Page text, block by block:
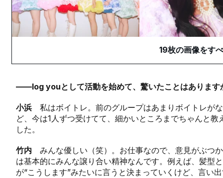
19枚の画像をす
——log youとして活動を始めて、驚いたことはあります
小浜 私はボイトレ。前のグループはあまりボイトレが
ど、今は1人ずつ受けてて、細かいところまでちゃんと
した。
竹内 みんな優しい（笑）。お仕事なので、意見がぶつ
は基本的にみんな譲り合い精神なんです。例えば、髪型
が“こうします”みたいに言うと決まっていくけど、言い